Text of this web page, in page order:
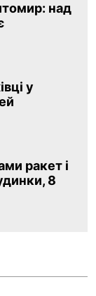
над
у
ракет і
8